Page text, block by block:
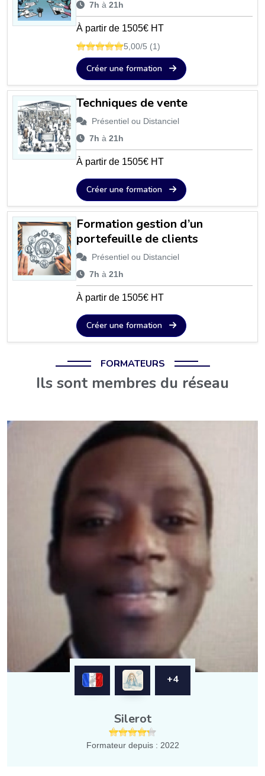
7h à 21h
À partir de 1505€ HT
5,00/5 (1)
Créer une formation
Techniques de vente
Présentiel ou Distanciel
7h à 21h
À partir de 1505€ HT
Créer une formation
Formation gestion d’un
portefeuille de clients
Présentiel ou Distanciel
7h à 21h
À partir de 1505€ HT
Créer une formation
FORMATEURS
Ils sont membres du réseau
+4
Silerot
Formateur depuis : 2022